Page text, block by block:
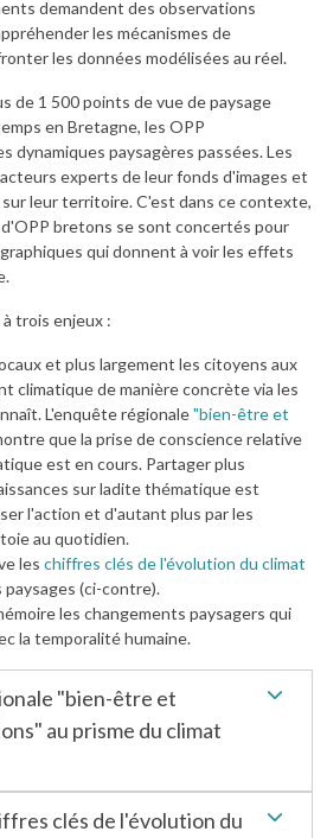
demandent des observations
les mécanismes de
les données modélisées au réel.
de 1 500 points de vue de paysage
en Bretagne, les OPP
dynamiques paysagères passées. Les
experts de leur fonds d'images et
sur leur territoire. C'est dans ce contexte,
bretons se sont concertés pour
qui donnent à voir les effets
trois enjeux :
et plus largement les citoyens aux
climatique de manière concrète via les
L'enquête régionale"bien-être et
que la prise de conscience relative
est en cours. Partager plus
sur ladite thématique est
l'action et d'autant plus par les
au quotidien.
les chiffres clés de l'évolution du climat
(ci-contre).
les changements paysagers qui
la temporalité humaine.
"bien-être et
au prisme du climat
clés de l'évolution du